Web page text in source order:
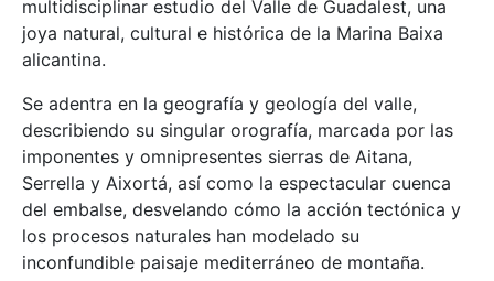
multidisciplinar estudio del Valle de Guadalest, una
joya natural, cultural e histórica de la Marina Baixa
alicantina.
Se adentra en la geografía y geología del valle,
describiendo su singular orografía, marcada por las
imponentes y omnipresentes sierras de Aitana,
Serrella y Aixortá, así como la espectacular cuenca
del embalse, desvelando cómo la acción tectónica y
los procesos naturales han modelado su
inconfundible paisaje mediterráneo de montaña.